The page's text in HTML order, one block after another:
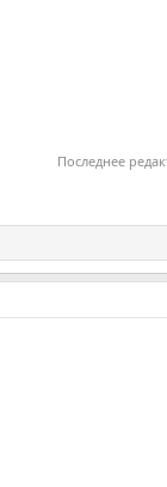
Последнее